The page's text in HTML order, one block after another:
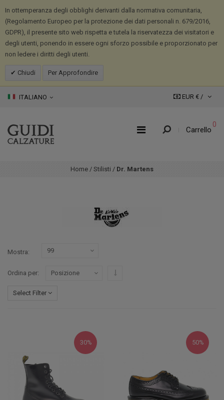
In ottemperanza degli obblighi derivanti dalla normativa comunitaria,
(Regolamento Europeo per la protezione dei dati personali n. 679/2016,
GDPR), il presente sito web rispetta e tutela la riservatezza dei visitatori e
degli utenti, ponendo in essere ogni sforzo possibile e proporzionato per
non ledere i diritti degli utenti.
Chiudi Per Approfondire
ITALIANO EUR € /
Carrello
0
Home / Stilisti / Dr. Martens
Mostra
Ordina per
Select Filter
30% 50%